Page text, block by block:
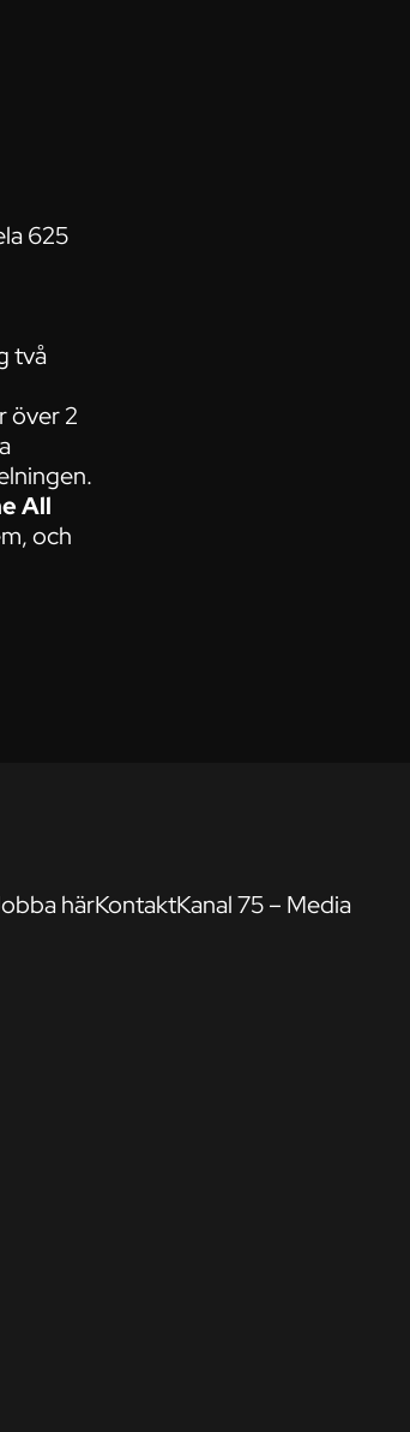
625
två
över 2
All
och
härKontaktKanal 75 – Media